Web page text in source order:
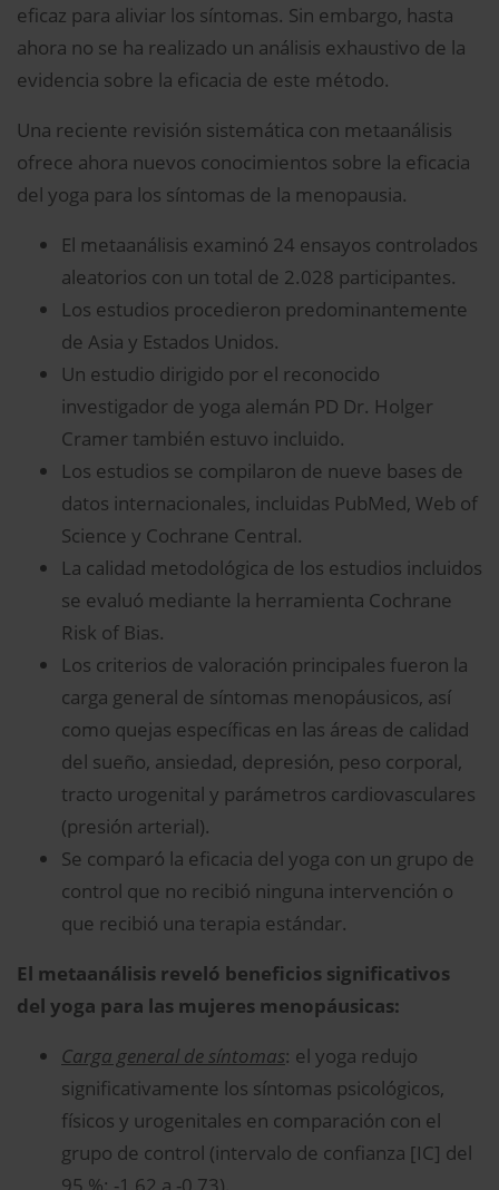
eficaz para aliviar los síntomas. Sin embargo, hasta
ahora no se ha realizado un análisis exhaustivo de la
evidencia sobre la eficacia de este método.
Una reciente revisión sistemática con metaanálisis
ofrece ahora nuevos conocimientos sobre la eficacia
del yoga para los síntomas de la menopausia.
El metaanálisis examinó 24 ensayos controlados
aleatorios con un total de 2.028 participantes.
Los estudios procedieron predominantemente
de Asia y Estados Unidos.
Un estudio dirigido por el reconocido
investigador de yoga alemán PD Dr. Holger
Cramer también estuvo incluido.
Los estudios se compilaron de nueve bases de
datos internacionales, incluidas PubMed, Web of
Science y Cochrane Central.
La calidad metodológica de los estudios incluidos
se evaluó mediante la herramienta Cochrane
Risk of Bias.
Los criterios de valoración principales fueron la
carga general de síntomas menopáusicos, así
como quejas específicas en las áreas de calidad
del sueño, ansiedad, depresión, peso corporal,
tracto urogenital y parámetros cardiovasculares
(presión arterial).
Se comparó la eficacia del yoga con un grupo de
control que no recibió ninguna intervención o
que recibió una terapia estándar.
El metaanálisis reveló beneficios significativos
del yoga para las mujeres menopáusicas:
Carga general de síntomas: el yoga redujo
significativamente los síntomas psicológicos,
físicos y urogenitales en comparación con el
grupo de control (intervalo de confianza [IC] del
95 %: -1,62 a -0,73).